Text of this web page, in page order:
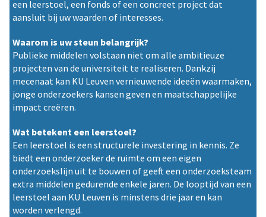
een leerstoel, een fonds of een concreet project dat
aansluit bij uw waarden of interesses.
Waarom is uw steun belangrijk?
Publieke middelen volstaan niet om alle ambitieuze
projecten van de universiteit te realiseren. Dankzij
mecenaat kan KU Leuven vernieuwende ideeën waarmaken,
jonge onderzoekers kansen geven en maatschappelijke
impact creëren.
Wat betekent een leerstoel?
Een leerstoel is een structurele investering in kennis. Ze
biedt een onderzoeker de ruimte om een eigen
onderzoekslijn uit te bouwen of geeft een onderzoeksteam
extra middelen gedurende enkele jaren. De looptijd van een
leerstoel aan KU Leuven is minstens drie jaar en kan
worden verlengd.